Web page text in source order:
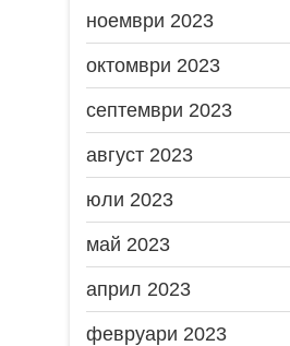
ноември 2023
октомври 2023
септември 2023
август 2023
юли 2023
май 2023
април 2023
февруари 2023